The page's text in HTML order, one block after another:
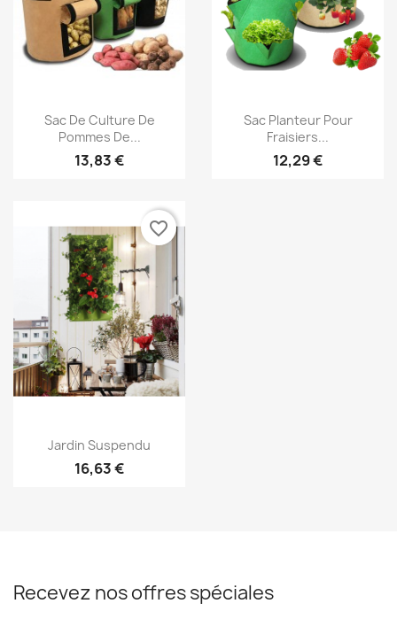
Aperçu rapide
Sac De Culture De
Pommes De...
13,83 €
Aperçu rapide
Sac Planteur Pour
Fraisiers...
12,29 €
Aperçu rapide
Jardin Suspendu
16,63 €
favorite_border
Recevez nos offres spéciales